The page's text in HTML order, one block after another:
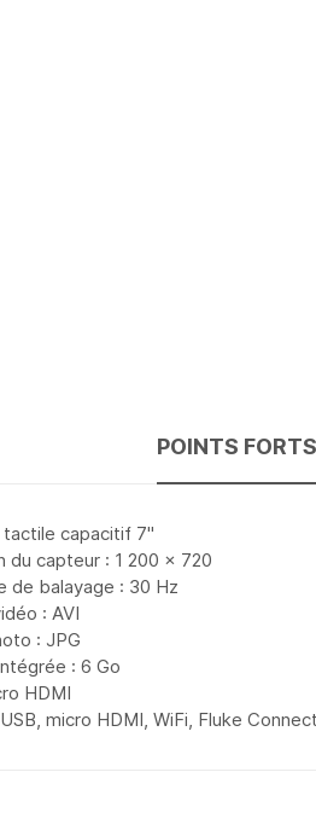
POINTS FORTS
capacitif 7''
du capteur : 1 200 x 720
de balayage : 30 Hz
: AVI
: JPG
: 6 Go
HDMI
micro HDMI, WiFi, Fluke Connect